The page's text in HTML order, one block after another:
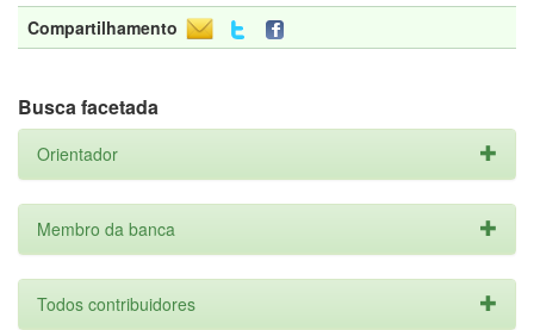
Compartilhamento
Busca facetada
Orientador
Membro da banca
Todos contribuidores